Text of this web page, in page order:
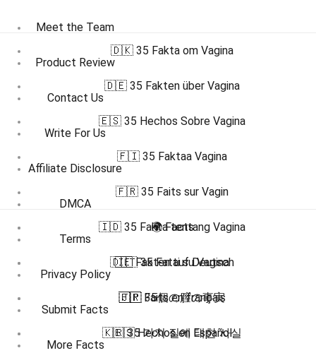
Meet the Team
Product Review
Contact Us
Write For Us
Affiliate Disclosure
DMCA
Terms
Privacy Policy
Submit Facts
More Facts
🇩🇰 35 Fakta om Vagina
🇩🇪 35 Fakten über Vagina
🇪🇸 35 Hechos Sobre Vagina
🇫🇮 35 Faktaa Vagina
🇫🇷 35 Faits sur Vagin
🇮🇩 35 Fakta tentang Vagina
🇮🇹 35 Fatti su Vagina
🇯🇵 35個の膣の事実
🇰🇷 35 가지 질에 대한 사실
🌍 Facts
🇩🇪 Fakten auf Deutsch
🇫🇷 Faits en français
🇪🇸 Hechos en Español